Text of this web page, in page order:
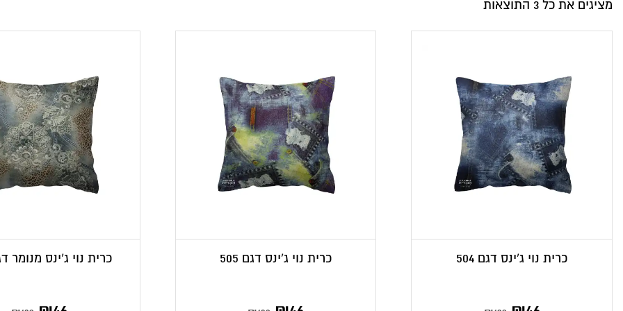
מציגים את כל ⁦3⁩ התוצאות
כרית נוי ג’ינס דגם 504 כרית נוי ג’ינס דגם 505 כרית נוי ג’ינס מנומר